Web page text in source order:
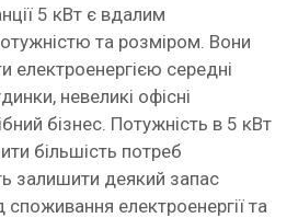
5 кВт є вдалим
та розміром. Вони
електроенергією середні
невеликі офісні
бізнес. Потужність в 5 кВт
більшість потреб
залишити деякий запас
споживання електроенергії та